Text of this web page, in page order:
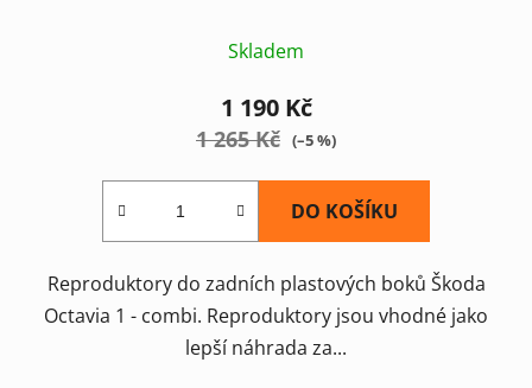
Skladem
1 190 Kč
1 265 Kč (–5 %)
DO KOŠÍKU
Reproduktory do zadních plastových boků Škoda
Octavia 1 - combi. Reproduktory jsou vhodné jako
lepší náhrada za...